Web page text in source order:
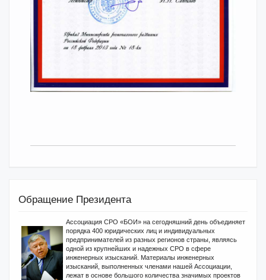
Обращение Президента
Ассоциация СРО «БОИ» на сегодняшний день объединяет
порядка 400 юридических лиц и индивидуальных
предпринимателей из разных регионов страны, являясь
одной из крупнейших и надежных СРО в сфере
инженерных изысканий. Материалы инженерных
изысканий, выполненных членами нашей Ассоциации,
лежат в основе большого количества значимых проектов